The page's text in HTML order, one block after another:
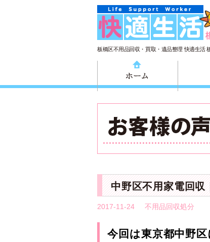
板橋区不用品回収・買取・遺品整理 快適生活
中野区不用家電回収
2017-11-24 不用品回収処分
今回は東京都中野